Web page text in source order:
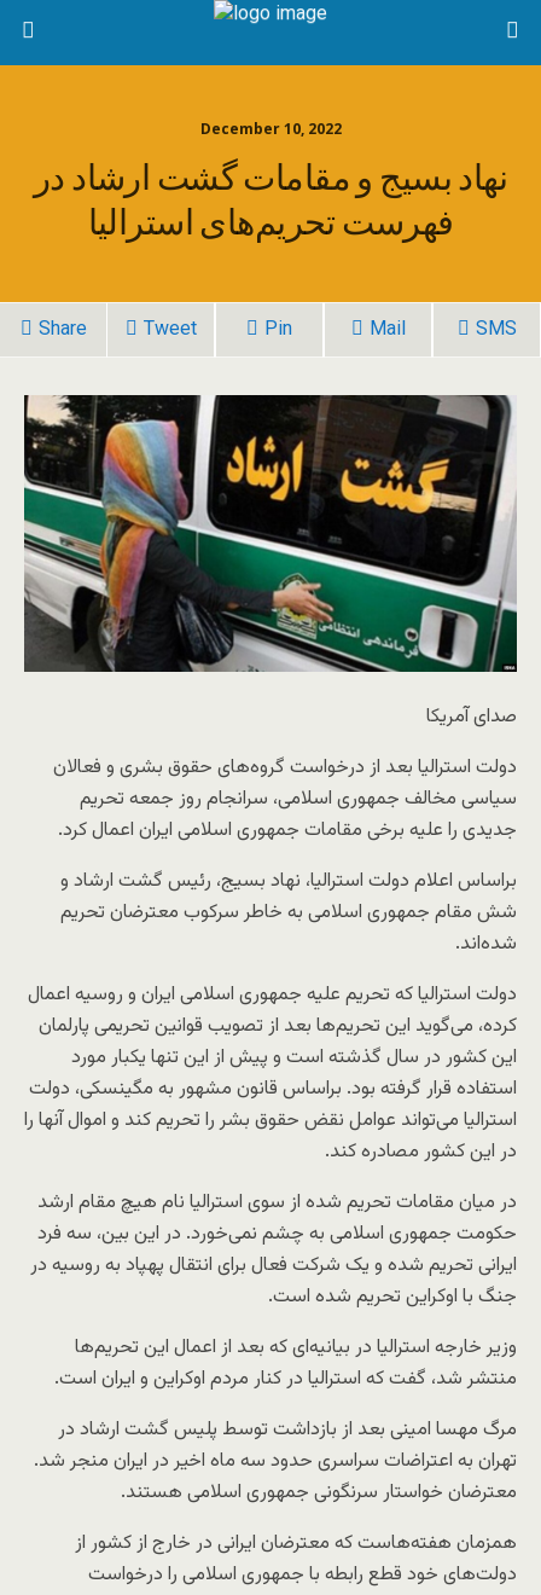
December 10, 2022
نهاد بسیج و مقامات گشت ارشاد در
فهرست تحریم‌های استرالیا
Share Tweet Pin Mail SMS
صدای آمریکا
دولت استرالیا بعد از درخواست گروه‌های حقوق بشری و فعالان
سیاسی مخالف جمهوری اسلامی، سرانجام روز جمعه تحریم‌
جدیدی را علیه برخی مقامات جمهوری اسلامی ایران اعمال کرد.
براساس اعلام دولت استرالیا، نهاد بسیج، رئیس گشت ارشاد و
شش مقام جمهوری اسلامی به خاطر سرکوب معترضان تحریم
شده‌اند.
دولت استرالیا که تحریم علیه جمهوری اسلامی ایران و روسیه اعمال
کرده، می‌گوید این تحریم‌ها بعد از تصویب قوانین تحریمی پارلمان
این کشور در سال گذشته است و پیش از این تنها یکبار مورد
استفاده قرار گرفته بود. براساس قانون مشهور به مگینسکی، دولت
استرالیا می‌تواند عوامل نقض حقوق بشر را تحریم کند و اموال آنها را
در این کشور مصادره کند.
در میان مقامات تحریم شده از سوی استرالیا نام هیچ مقام ارشد
حکومت جمهوری اسلامی به چشم نمی‌خورد. در این بین، سه فرد
ایرانی تحریم شده و یک شرکت فعال برای انتقال پهپاد به روسیه در
جنگ با اوکراین تحریم شده است.
وزیر خارجه استرالیا در بیانیه‌ای که بعد از اعمال این تحریم‌ها
منتشر شد، گفت که استرالیا در کنار مردم اوکراین و ایران است.
مرگ مهسا امینی بعد از بازداشت توسط پلیس گشت ارشاد در
تهران به اعتراضات سراسری حدود سه ماه اخیر در ایران منجر شد.
معترضان خواستار سرنگونی جمهوری اسلامی هستند.
همزمان هفته‌هاست که معترضان ایرانی در خارج از کشور از
دولت‌های خود قطع رابطه با جمهوری اسلامی را درخواست